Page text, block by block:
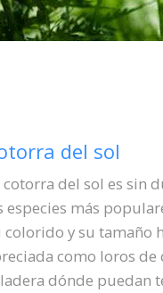
del sol
cotorra del sol es sin
especies más
colorido y su tamaño
como loros de
dónde puedan